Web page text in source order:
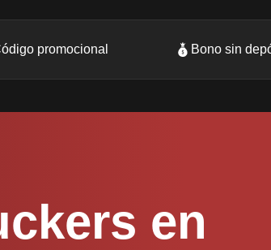
promocional Bono sin
en